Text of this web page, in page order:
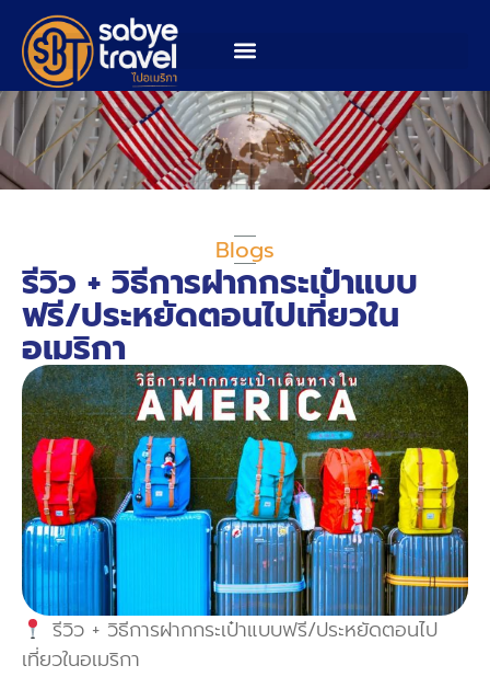
Blogs
รีวิว + วิธีการฝากกระเป๋าแบบ
ฟรี/ประหยัดตอนไปเที่ยวใน
อเมริกา
รีวิว + วิธีการฝากกระเป๋าแบบฟรี/ประหยัดตอนไป
เที่ยวในอเมริกา